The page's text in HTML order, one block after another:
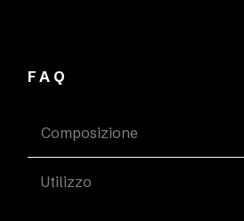
FAQ
Composizione
Utilizzo